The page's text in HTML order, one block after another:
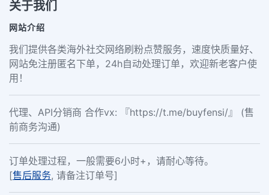
关于我们
网站介绍
我们提供各类海外社交网络刷粉点赞服务，速度快质量好、
网站免注册匿名下单，24h自动处理订单，欢迎新老客户使
用！
代理、API分销商 合作vx: 『https://t.me/buyfensi/』 (售
前商务沟通)
订单处理过程，一般需要6小时+，请耐心等待。
[售后服务, 请备注订单号]